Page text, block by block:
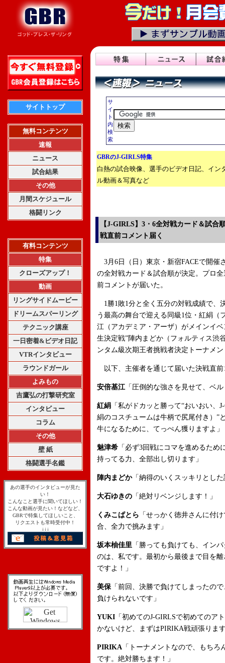
サイトトップ
無料コンテンツ
速報
ニュース
試合結果
その他
月間スケジュール
格闘リンク
有料コンテンツ
特集
クローズアップ！
動画
リングサイドムービー
ドリームスパーリング
テクニック講座
一日密着&ビデオ日記
VTRインタビュー
ラウンドガール
よみもの
吉鷹弘の打撃研究室
インタビュー
コラム
その他
壁 紙
格闘選手名鑑
あの選手のインタビューが見た
い！
こんなこと選手に聞いてほしい！
こんな動画が見たい！などなど、
GBRで特集してほしいこと、
リクエストも常時受付中！
↓↓↓
サ
イ
ト
内
検
索
GBRのJ-GIRLS特集
白熱の試合映像、選手のビデオ日記、イン
ル動画＆写真など
【J-GIRLS】3・6全対戦カード＆試合
戦直前コメント届く
3月6日（日）東京・新宿FACEで開催
の全対戦カード＆試合順が決定。プロ
前コメントが届いた。
1勝1敗1分と全く五分の対戦成績で、
う最高の舞台で迎える同級1位・紅絹（
江（アカデミア・アーザ）がメインイ
生決定戦”陣内まどか（フォルティス渋
ンタム級次期王者挑戦者決定トーナメ
以下、主催者を通じて届いた決戦直前
安倍基江「圧倒的な強さを見せて、ベ
紅絹 「私がドカッと勝って“おいおい
絹のコスチュームは牛柄で尻尾付き）”
牛になるために、てっぺん獲りますよ」
魅津希 「必ず3回戦にコマを進めるた
持ってる力、全部出し切ります」
陣内まどか「納得のいくスッキリとし
大石ゆきの 「絶対リベンジします！」
くみこぱとら 「せっかく徳井さんに付
合、全力で挑みます」
坂本柚佳里 「勝っても負けても、イン
のは、私です。最初から最後まで目を
ですよ！」
美保「前回、決勝で負けてしまったの
負けられないです」
YUKI 「初めてのJ-GIRLSで初めてのア
かないけど、まずはPIRIKA戦頑張りま
PIRIKA 「トーナメントなので、もち
です。絶対勝ちます！」